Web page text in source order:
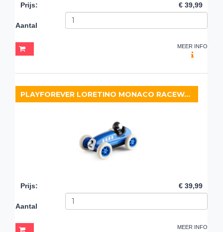
Prijs: € 39,99
Aantal
MEER INFO
PLAYFOREVER LORETINO MONACO RACEWAGEN
Prijs: € 39,99
Aantal
MEER INFO